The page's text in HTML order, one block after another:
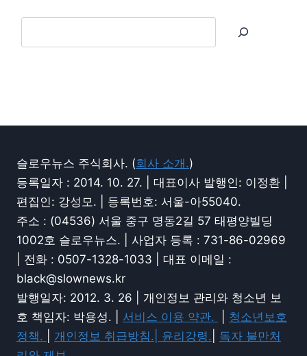
슬로우뉴스 주식회사. (회사 소개.)
등록일자 : 2014. 10. 27. | 대표이사 발행인: 이정환 |
편집인: 강성모. | 등록번호: 서울-아55040.
주소 : (04536) 서울 중구 명동2길 57 태평양빌딩
1002호 슬로우뉴스. | 사업자 등록 : 731-86-02969
| 전화 : 0507-1328-1033 | 대표 이메일 :
black@slownews.kr
발행일자: 2012. 3. 26 | 개인정보 관리와 청소년 보
호 책임자: 박용성. | 서비스 이용 약관.
청소년보호
정책.
개인정보 취급방침.| 윤리강령.
독자 불만처